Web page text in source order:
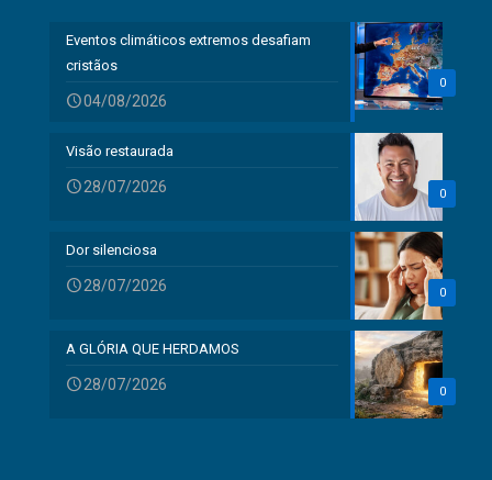
0
Eventos climáticos extremos desafiam
cristãos
04/08/2026
0
Visão restaurada
28/07/2026
0
Dor silenciosa
28/07/2026
0
A GLÓRIA QUE HERDAMOS
28/07/2026